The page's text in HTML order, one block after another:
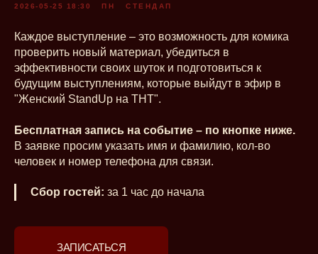
2026-05-25 18:30 ПН СТЕНДАП
Каждое выступление – это возможность для комика
проверить новый материал, убедиться в
эффективности своих шуток и подготовиться к
будущим выступлениям, которые выйдут в эфир в
"Женский StandUp на ТНТ".
Бесплатная запись на событие – по кнопке ниже.
В заявке просим указать имя и фамилию, кол-во
человек и номер телефона для связи.
Сбор гостей: за 1 час до начала
ЗАПИСАТЬСЯ